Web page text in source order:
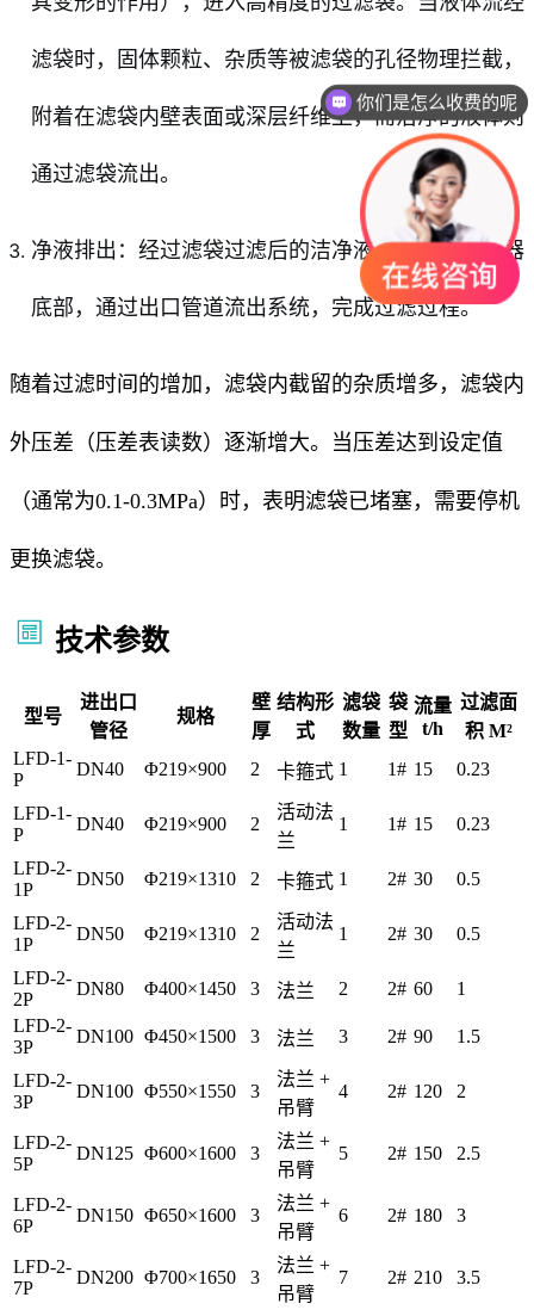
滤袋时，固体颗粒、杂质等被滤袋的孔径物理拦截，
附着在滤袋内壁表面或深层纤维上，而洁净的液体则
通过滤袋流出。
净液排出：经过滤袋过滤后的洁净液体汇集在过滤器
底部，通过出口管道流出系统，完成过滤过程。
随着过滤时间的增加，滤袋内截留的杂质增多，滤袋内
外压差（压差表读数）逐渐增大。当压差达到设定值
（通常为0.1-0.3MPa）时，表明滤袋已堵塞，需要停机
更换滤袋。
技术参数
型号
进出口
管径
规格
壁
厚
结构形
式
滤袋
数量
袋
型
流量
t/h
过滤面
积 M²
LFD-1-
P
DN40 Φ219×900 2 卡箍式 1 1# 15 0.23
LFD-1-
P
DN40 Φ219×900 2
活动法
兰
1 1# 15 0.23
LFD-2-
1P
DN50 Φ219×1310 2 卡箍式 1 2# 30 0.5
LFD-2-
1P
DN50 Φ219×1310 2
活动法
兰
1 2# 30 0.5
LFD-2-
2P
DN80 Φ400×1450 3 法兰 2 2# 60
1
LFD-2-
3P
DN100 Φ450×1500 3 法兰 3 2# 90 1.5
LFD-2-
3P
DN100 Φ550×1550 3
法兰 +
吊臂
4 2# 120 2
LFD-2-
5P
DN125 Φ600×1600 3
法兰 +
吊臂
5 2# 150 2.5
LFD-2-
6P
DN150 Φ650×1600 3
法兰 +
吊臂
6 2# 180 3
LFD-2-
7P
DN200 Φ700×1650 3
法兰 +
吊臂
7 2# 210 3.5
你们是怎么收费的呢